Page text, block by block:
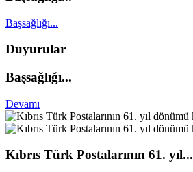
Başsağlığı...
Duyurular
Başsağlığı...
Devamı
Kıbrıs Türk Postalarının 61. yıl...